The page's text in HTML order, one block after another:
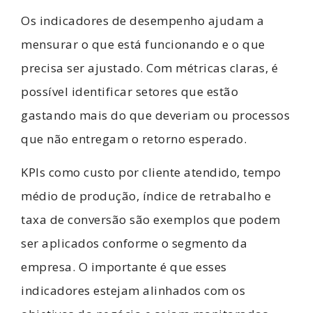
Os indicadores de desempenho ajudam a
mensurar o que está funcionando e o que
precisa ser ajustado. Com métricas claras, é
possível identificar setores que estão
gastando mais do que deveriam ou processos
que não entregam o retorno esperado.
KPIs como custo por cliente atendido, tempo
médio de produção, índice de retrabalho e
taxa de conversão são exemplos que podem
ser aplicados conforme o segmento da
empresa. O importante é que esses
indicadores estejam alinhados com os